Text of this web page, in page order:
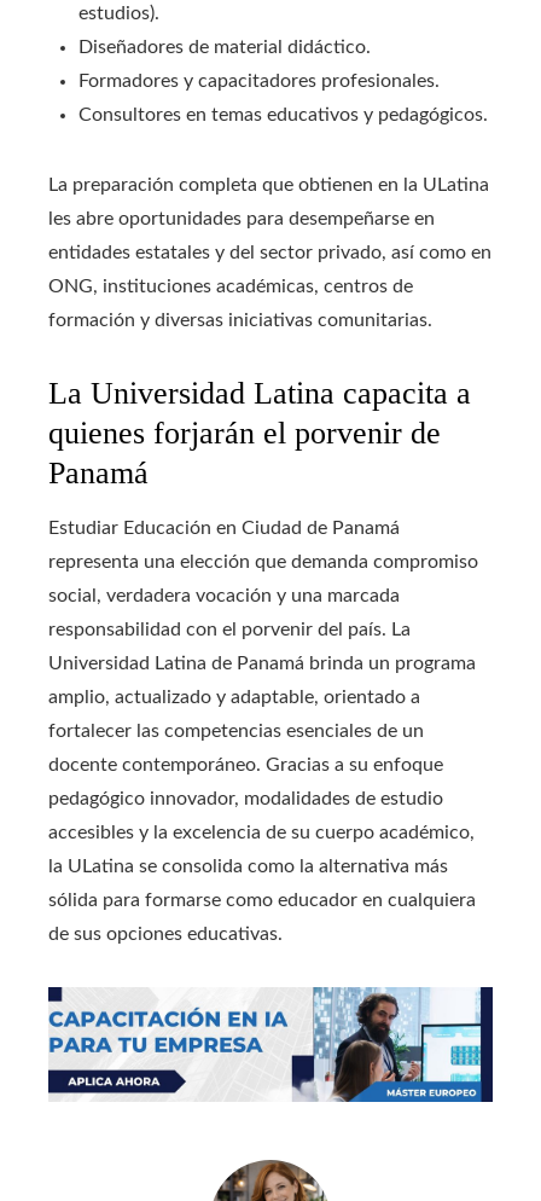
estudios).
Diseñadores de material didáctico.
Formadores y capacitadores profesionales.
Consultores en temas educativos y pedagógicos.
La preparación completa que obtienen en la ULatina
les abre oportunidades para desempeñarse en
entidades estatales y del sector privado, así como en
ONG, instituciones académicas, centros de
formación y diversas iniciativas comunitarias.
La Universidad Latina capacita a
quienes forjarán el porvenir de
Panamá
Estudiar Educación en Ciudad de Panamá
representa una elección que demanda compromiso
social, verdadera vocación y una marcada
responsabilidad con el porvenir del país. La
Universidad Latina de Panamá brinda un programa
amplio, actualizado y adaptable, orientado a
fortalecer las competencias esenciales de un
docente contemporáneo. Gracias a su enfoque
pedagógico innovador, modalidades de estudio
accesibles y la excelencia de su cuerpo académico,
la ULatina se consolida como la alternativa más
sólida para formarse como educador en cualquiera
de sus opciones educativas.